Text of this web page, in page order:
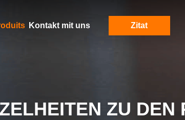
Kontakt mit uns Zitat
ZU DEN